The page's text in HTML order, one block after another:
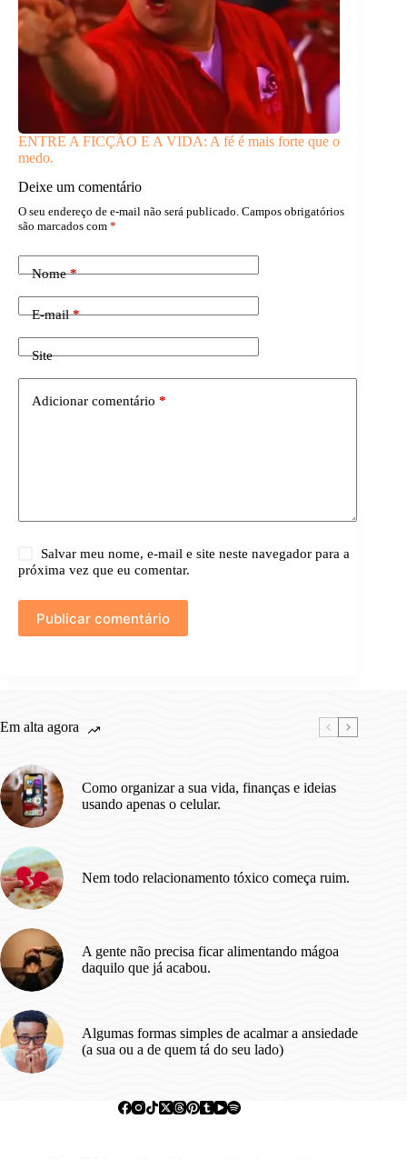
ENTRE A FICÇÃO E A VIDA: A fé é mais forte que o
medo.
Deixe um comentário
O seu endereço de e-mail não será publicado. Campos obrigatórios
são marcados com *
Nome*
E-mail*
Site
Adicionar comentário *
Salvar meu nome, e-mail e site neste navegador para a
próxima vez que eu comentar.
Publicar comentário
Em alta agora
Como organizar a sua vida, finanças e ideias
usando apenas o celular.
Nem todo relacionamento tóxico começa ruim.
A gente não precisa ficar alimentando mágoa
daquilo que já acabou.
Algumas formas simples de acalmar a ansiedade
(a sua ou a de quem tá do seu lado)